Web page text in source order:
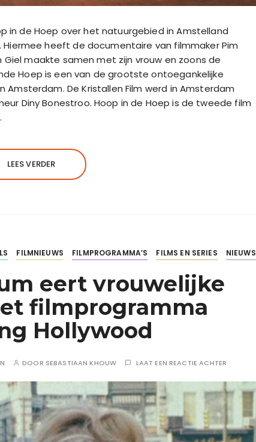
in de Hoep over het natuurgebied in Amstelland
Hiermee heeft de documentaire van filmmaker Pim
Giel maakte samen met zijn vrouw en zoons de
Hoep is een van de grootste ontoegankelijke
De Kristallen Film werd in Amsterdam
Diny Bonestroo. Hoop in de Hoep is de tweede film
LEES VERDER
FILMNIEUWS FILMPROGRAMMA’S FILMS EN SERIES NIEUWS
eert vrouwelijke
filmprogramma
Hollywood
DOOR SEBASTIAAN KHOUW LAAT EEN REACTIE ACHTER